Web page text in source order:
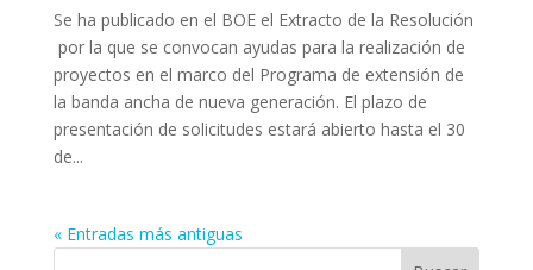
Se ha publicado en el BOE el Extracto de la Resolución
por la que se convocan ayudas para la realización de
proyectos en el marco del Programa de extensión de
la banda ancha de nueva generación. El plazo de
presentación de solicitudes estará abierto hasta el 30
de...
« Entradas más antiguas